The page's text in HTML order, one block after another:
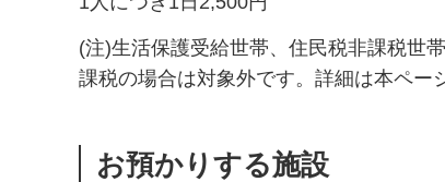
(注)生活保護受給世帯、住民税非課税世
課税の場合は対象外です。詳細は本ペー
お預かりする施設